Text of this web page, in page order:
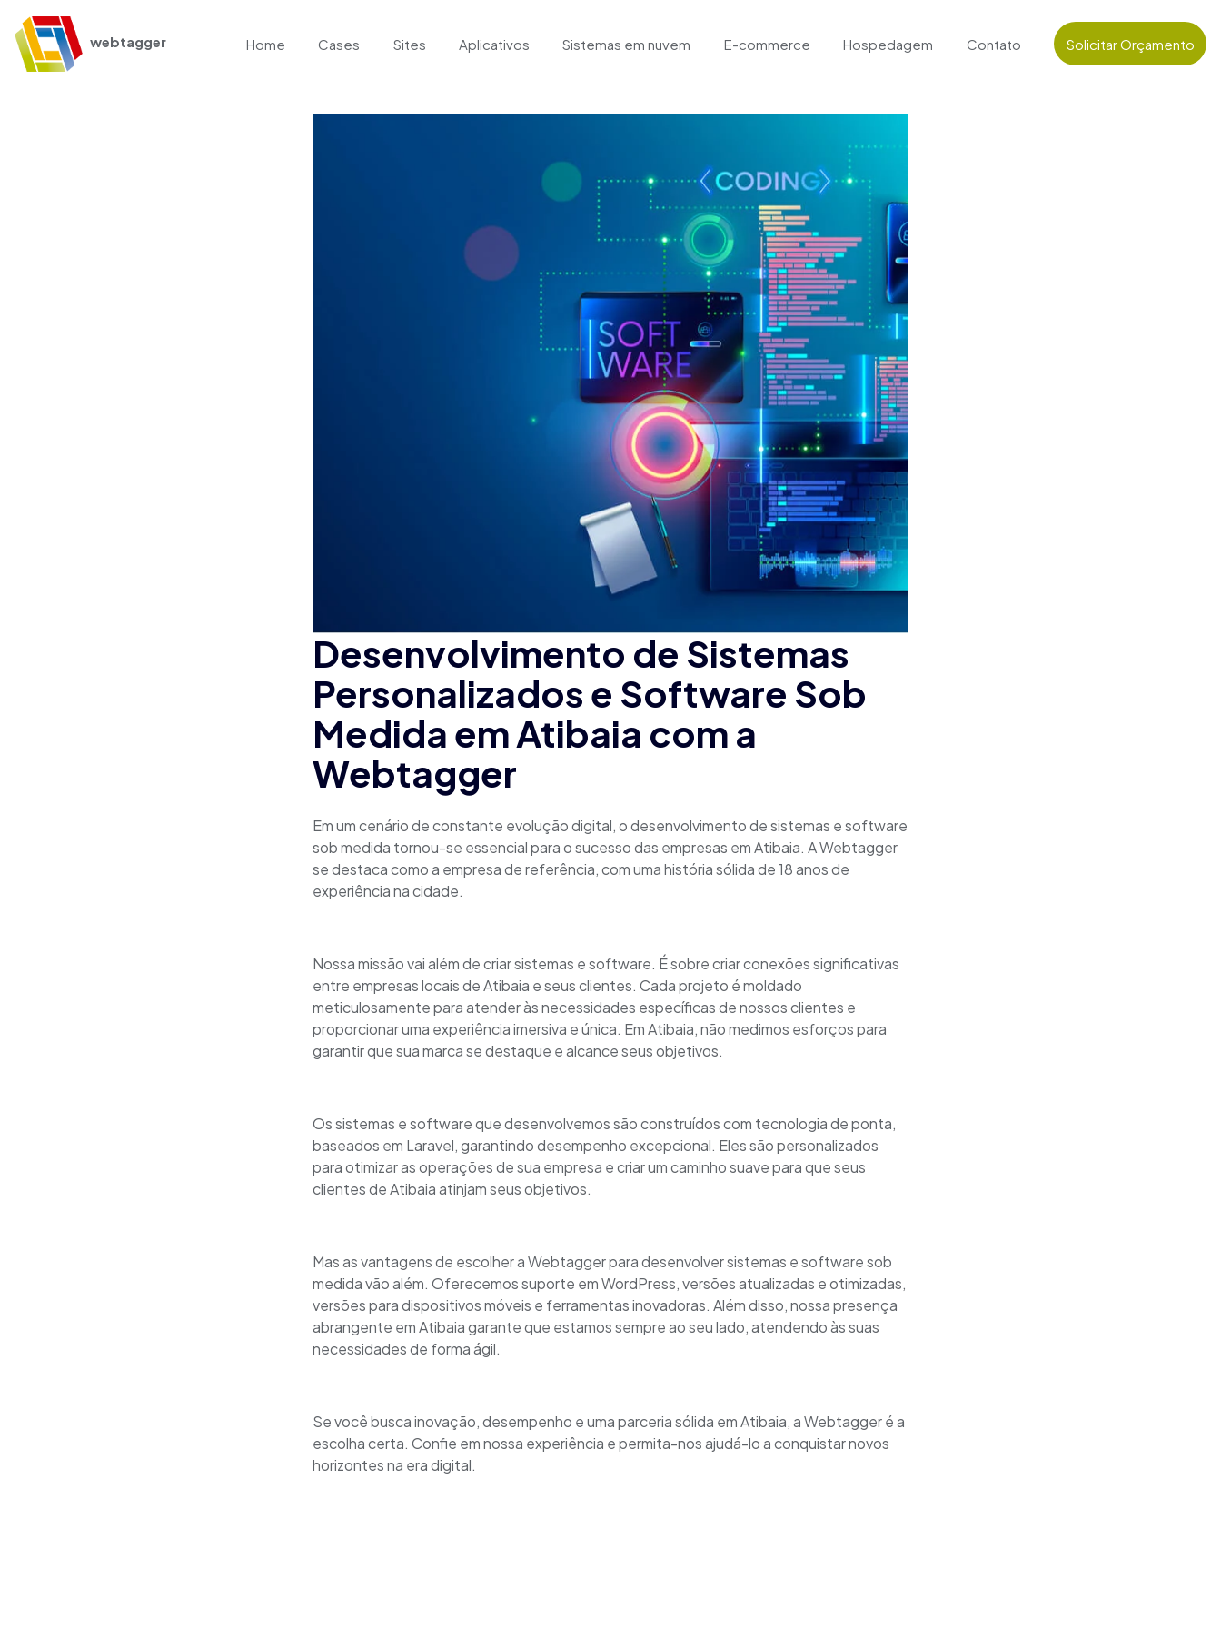
webtagger Home Cases Sites Aplicativos Sistemas em nuvem E-commerce Hospedagem Contato Solicitar Orçamento
Desenvolvimento de Sistemas
Personalizados e Software Sob
Medida em Atibaia com a
Webtagger
Em um cenário de constante evolução digital, o desenvolvimento de sistemas e software
sob medida tornou-se essencial para o sucesso das empresas em Atibaia. A Webtagger
se destaca como a empresa de referência, com uma história sólida de 18 anos de
experiência na cidade.
Nossa missão vai além de criar sistemas e software. É sobre criar conexões significativas
entre empresas locais de Atibaia e seus clientes. Cada projeto é moldado
meticulosamente para atender às necessidades específicas de nossos clientes e
proporcionar uma experiência imersiva e única. Em Atibaia, não medimos esforços para
garantir que sua marca se destaque e alcance seus objetivos.
Os sistemas e software que desenvolvemos são construídos com tecnologia de ponta,
baseados em Laravel, garantindo desempenho excepcional. Eles são personalizados
para otimizar as operações de sua empresa e criar um caminho suave para que seus
clientes de Atibaia atinjam seus objetivos.
Mas as vantagens de escolher a Webtagger para desenvolver sistemas e software sob
medida vão além. Oferecemos suporte em WordPress, versões atualizadas e otimizadas,
versões para dispositivos móveis e ferramentas inovadoras. Além disso, nossa presença
abrangente em Atibaia garante que estamos sempre ao seu lado, atendendo às suas
necessidades de forma ágil.
Se você busca inovação, desempenho e uma parceria sólida em Atibaia, a Webtagger é a
escolha certa. Confie em nossa experiência e permita-nos ajudá-lo a conquistar novos
horizontes na era digital.